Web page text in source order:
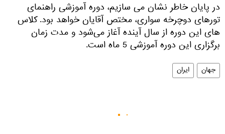
در پایان خاطر نشان می سازیم، دوره‌ آموزشی راهنمای
تورهای دوچرخه سواری، مختص آقایان خواهد بود. کلاس
های این دوره از سال آینده آغاز می‌شود و مدت زمان
برگزاری این دوره آموزشی 5 ماه است.
جهان ایران